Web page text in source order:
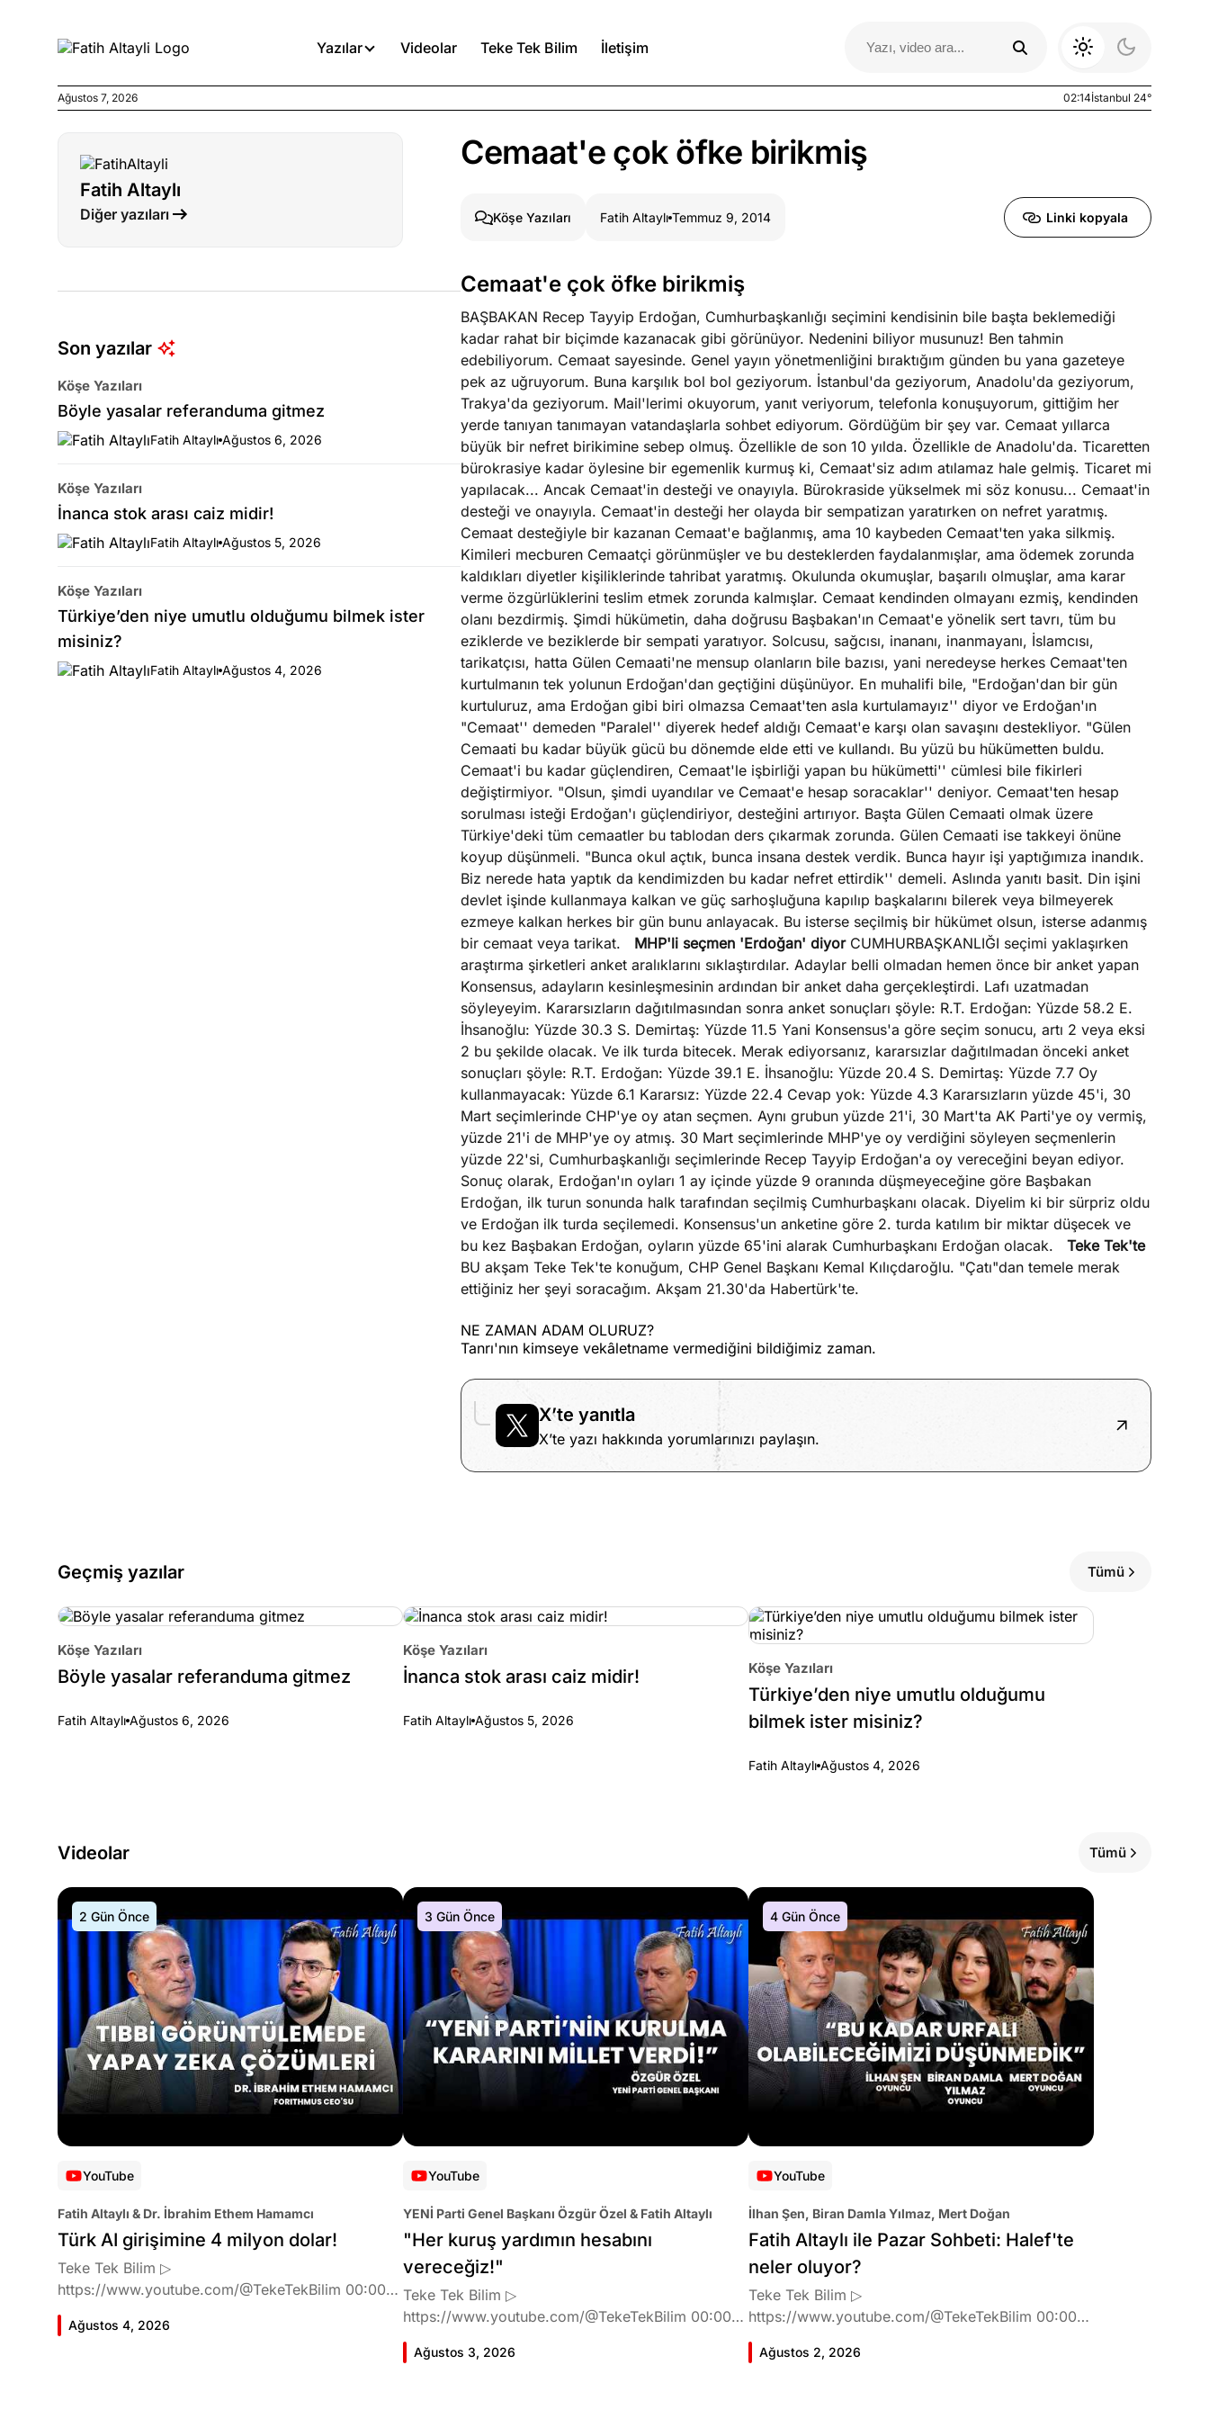
Yazılar Videolar Teke Tek Bilim İletişim
Ağustos 4, 2026
Türkiye’den niye umutlu olduğumu bilmek
Köşe Yazıları Spor Yazıları Otomobil Yazıları
Ağustos 7, 2026 02:14İstanbul 24°
Fatih Altaylı
Diğer yazıları
Son yazılar
Köşe Yazıları
Böyle yasalar referanduma gitmez
Fatih Altaylı Ağustos 6, 2026
Köşe Yazıları
İnanca stok arası caiz midir!
Fatih Altaylı Ağustos 5, 2026
Köşe Yazıları
Türkiye’den niye umutlu olduğumu bilmek ister
misiniz?
Fatih Altaylı Ağustos 4, 2026
Cemaat'e çok öfke birikmiş
Köşe Yazıları Fatih Altaylı Temmuz 9, 2014 Linki kopyala
Cemaat'e çok öfke birikmiş
BAŞBAKAN Recep Tayyip Erdoğan, Cumhurbaşkanlığı seçimini kendisinin bile başta beklemediği
kadar rahat bir biçimde kazanacak gibi görünüyor. Nedenini biliyor musunuz! Ben tahmin
edebiliyorum. Cemaat sayesinde. Genel yayın yönetmenliğini bıraktığım günden bu yana gazeteye
pek az uğruyorum. Buna karşılık bol bol geziyorum. İstanbul'da geziyorum, Anadolu'da geziyorum,
Trakya'da geziyorum. Mail'lerimi okuyorum, yanıt veriyorum, telefonla konuşuyorum, gittiğim her
yerde tanıyan tanımayan vatandaşlarla sohbet ediyorum. Gördüğüm bir şey var. Cemaat yıllarca
büyük bir nefret birikimine sebep olmuş. Özellikle de son 10 yılda. Özellikle de Anadolu'da. Ticaretten
bürokrasiye kadar öylesine bir egemenlik kurmuş ki, Cemaat'siz adım atılamaz hale gelmiş. Ticaret mi
yapılacak... Ancak Cemaat'in desteği ve onayıyla. Bürokraside yükselmek mi söz konusu... Cemaat'in
desteği ve onayıyla. Cemaat'in desteği her olayda bir sempatizan yaratırken on nefret yaratmış.
Cemaat desteğiyle bir kazanan Cemaat'e bağlanmış, ama 10 kaybeden Cemaat'ten yaka silkmiş.
Kimileri mecburen Cemaatçi görünmüşler ve bu desteklerden faydalanmışlar, ama ödemek zorunda
kaldıkları diyetler kişiliklerinde tahribat yaratmış. Okulunda okumuşlar, başarılı olmuşlar, ama karar
verme özgürlüklerini teslim etmek zorunda kalmışlar. Cemaat kendinden olmayanı ezmiş, kendinden
olanı bezdirmiş. Şimdi hükümetin, daha doğrusu Başbakan'ın Cemaat'e yönelik sert tavrı, tüm bu
eziklerde ve beziklerde bir sempati yaratıyor. Solcusu, sağcısı, inananı, inanmayanı, İslamcısı,
tarikatçısı, hatta Gülen Cemaati'ne mensup olanların bile bazısı, yani neredeyse herkes Cemaat'ten
kurtulmanın tek yolunun Erdoğan'dan geçtiğini düşünüyor. En muhalifi bile, "Erdoğan'dan bir gün
kurtuluruz, ama Erdoğan gibi biri olmazsa Cemaat'ten asla kurtulamayız'' diyor ve Erdoğan'ın
"Cemaat'' demeden "Paralel'' diyerek hedef aldığı Cemaat'e karşı olan savaşını destekliyor. "Gülen
Cemaati bu kadar büyük gücü bu dönemde elde etti ve kullandı. Bu yüzü bu hükümetten buldu.
Cemaat'i bu kadar güçlendiren, Cemaat'le işbirliği yapan bu hükümetti'' cümlesi bile fikirleri
değiştirmiyor. "Olsun, şimdi uyandılar ve Cemaat'e hesap soracaklar'' deniyor. Cemaat'ten hesap
sorulması isteği Erdoğan'ı güçlendiriyor, desteğini artırıyor. Başta Gülen Cemaati olmak üzere
Türkiye'deki tüm cemaatler bu tablodan ders çıkarmak zorunda. Gülen Cemaati ise takkeyi önüne
koyup düşünmeli. "Bunca okul açtık, bunca insana destek verdik. Bunca hayır işi yaptığımıza inandık.
Biz nerede hata yaptık da kendimizden bu kadar nefret ettirdik'' demeli. Aslında yanıtı basit. Din işini
devlet işinde kullanmaya kalkan ve güç sarhoşluğuna kapılıp başkalarını bilerek veya bilmeyerek
ezmeye kalkan herkes bir gün bunu anlayacak. Bu isterse seçilmiş bir hükümet olsun, isterse adanmış
bir cemaat veya tarikat. MHP'li seçmen 'Erdoğan' diyorCUMHURBAŞKANLIĞI seçimi yaklaşırken
araştırma şirketleri anket aralıklarını sıklaştırdılar. Adaylar belli olmadan hemen önce bir anket yapan
Konsensus, adayların kesinleşmesinin ardından bir anket daha gerçekleştirdi. Lafı uzatmadan
söyleyeyim. Kararsızların dağıtılmasından sonra anket sonuçları şöyle: R.T. Erdoğan: Yüzde 58.2 E.
İhsanoğlu: Yüzde 30.3 S. Demirtaş: Yüzde 11.5 Yani Konsensus'a göre seçim sonucu, artı 2 veya eksi
2 bu şekilde olacak. Ve ilk turda bitecek. Merak ediyorsanız, kararsızlar dağıtılmadan önceki anket
sonuçları şöyle: R.T. Erdoğan: Yüzde 39.1 E. İhsanoğlu: Yüzde 20.4 S. Demirtaş: Yüzde 7.7 Oy
kullanmayacak: Yüzde 6.1 Kararsız: Yüzde 22.4 Cevap yok: Yüzde 4.3 Kararsızların yüzde 45'i, 30
Mart seçimlerinde CHP'ye oy atan seçmen. Aynı grubun yüzde 21'i, 30 Mart'ta AK Parti'ye oy vermiş,
yüzde 21'i de MHP'ye oy atmış. 30 Mart seçimlerinde MHP'ye oy verdiğini söyleyen seçmenlerin
yüzde 22'si, Cumhurbaşkanlığı seçimlerinde Recep Tayyip Erdoğan'a oy vereceğini beyan ediyor.
Sonuç olarak, Erdoğan'ın oyları 1 ay içinde yüzde 9 oranında düşmeyeceğine göre Başbakan
Erdoğan, ilk turun sonunda halk tarafından seçilmiş Cumhurbaşkanı olacak. Diyelim ki bir sürpriz oldu
ve Erdoğan ilk turda seçilemedi. Konsensus'un anketine göre 2. turda katılım bir miktar düşecek ve
bu kez Başbakan Erdoğan, oyların yüzde 65'ini alarak Cumhurbaşkanı Erdoğan olacak. Teke Tek'te
BU akşam Teke Tek'te konuğum, CHP Genel Başkanı Kemal Kılıçdaroğlu. "Çatı"dan temele merak
ettiğiniz her şeyi soracağım. Akşam 21.30'da Habertürk'te.
NE ZAMAN ADAM OLURUZ?
Tanrı'nın kimseye vekâletname vermediğini bildiğimiz zaman.
X’te yanıtla
X’te yazı hakkında yorumlarınızı paylaşın.
Geçmiş yazılar Tümü
Köşe Yazıları
Böyle yasalar referanduma gitmez
Fatih Altaylı Ağustos 6, 2026
Köşe Yazıları
İnanca stok arası caiz midir!
Fatih Altaylı Ağustos 5, 2026
Köşe Yazıları
Türkiye’den niye umutlu olduğumu
bilmek ister misiniz?
Fatih Altaylı Ağustos 4, 2026
Videolar Tümü
2 Gün Önce
YouTube
Fatih Altaylı & Dr. İbrahim Ethem Hamamcı
Türk AI girişimine 4 milyon dolar!
Teke Tek Bilim ▷
https://www.youtube.com/@TekeTekBilim 00:00
Giriş 01:51 İbrahim Ethem Hamamcı kimdir ve
akademik çalışmaları neler? 10:54 Kendi şirketlerini
Ağustos 4, 2026
3 Gün Önce
YouTube
YENİ Parti Genel Başkanı Özgür Özel & Fatih Altaylı
"Her kuruş yardımın hesabını
vereceğiz!"
Teke Tek Bilim ▷
https://www.youtube.com/@TekeTekBilim 00:00
Giriş 01:58 Butlan kararı 05:58 Butlan kararı kimin
meselesi? 11:32 Kılıçdaroğlu bu günlerin sinyalini
Ağustos 3, 2026
4 Gün Önce
YouTube
İlhan Şen, Biran Damla Yılmaz, Mert Doğan
Fatih Altaylı ile Pazar Sohbeti: Halef'te
neler oluyor?
Teke Tek Bilim ▷
https://www.youtube.com/@TekeTekBilim 00:00
Giriş 02:46 Biran Damla Yılmaz dizi teklifi
geldiğinde neler hissetti? 05:41 Oynadığı role nasıl
Ağustos 2, 2026